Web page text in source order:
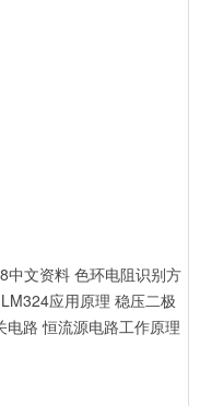
中文资料 色环电阻识别方
LM324应用原理 稳压二极
电路 恒流源电路工作原理